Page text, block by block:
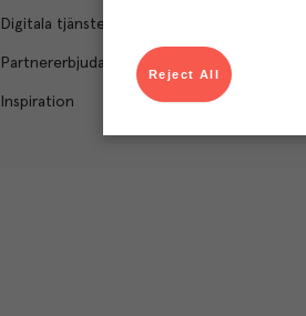
Digitala tjänster
Partnererbjudanden
Inspiration
Reject All